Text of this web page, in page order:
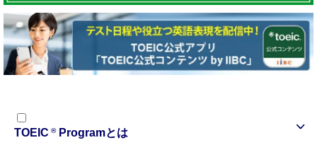
TOEIC ®Programとは